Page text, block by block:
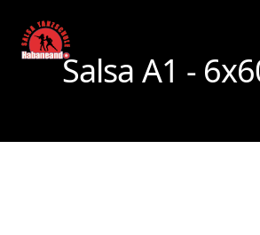
Salsa A1 -